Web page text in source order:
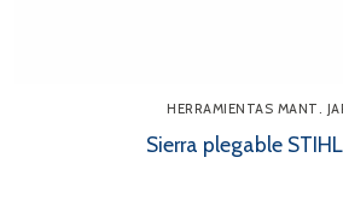
HERRAMIENTAS MANT.
Sierra plegable STIHL